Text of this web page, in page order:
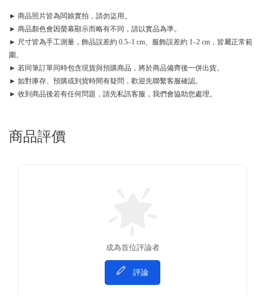
► 商品照片皆為闆娘實拍，請勿盜用。
► 商品顏色會因螢幕顯示而略有不同，請以實品為準。
► 尺寸皆為手工測量，飾品誤差約 0.5–1 cm、服飾誤差約 1–2 cm，皆屬正常範
圍。
► 若同筆訂單同時包含現貨與預購商品，將於商品備齊後一併出貨。
► 如對庫存、預購或到貨時間有疑問，歡迎先聯繫客服確認。
► 收到商品後若有任何問題，請先私訊客服，我們會協助您處理。
商品評價
成為首位評論者
評論